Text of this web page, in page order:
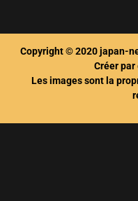
Copyright © 2020 japan-
Créer par
Les images sont la